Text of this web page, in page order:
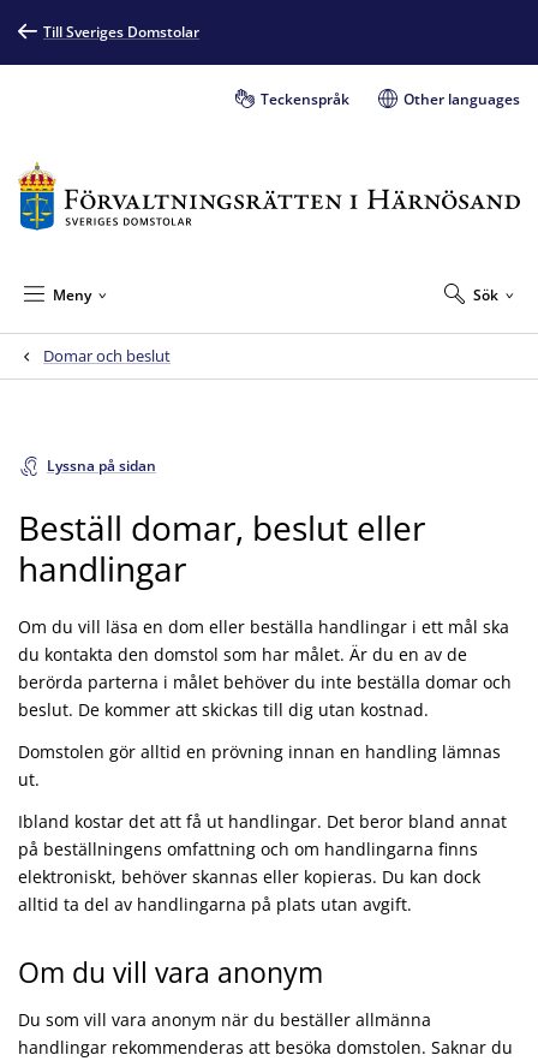
Till Sveriges Domstolar
Teckenspråk Other languages
Sök
Meny
Domar och beslut
Lyssna på sidan
Beställ domar, beslut eller
handlingar
Om du vill läsa en dom eller beställa handlingar i ett mål ska
du kontakta den domstol som har målet. Är du en av de
berörda parterna i målet behöver du inte beställa domar och
beslut. De kommer att skickas till dig utan kostnad.
Domstolen gör alltid en prövning innan en handling lämnas
ut.
Ibland kostar det att få ut handlingar. Det beror bland annat
på beställningens omfattning och om handlingarna finns
elektroniskt, behöver skannas eller kopieras. Du kan dock
alltid ta del av handlingarna på plats utan avgift.
Om du vill vara anonym
Du som vill vara anonym när du beställer allmänna
handlingar rekommenderas att besöka domstolen. Saknar du